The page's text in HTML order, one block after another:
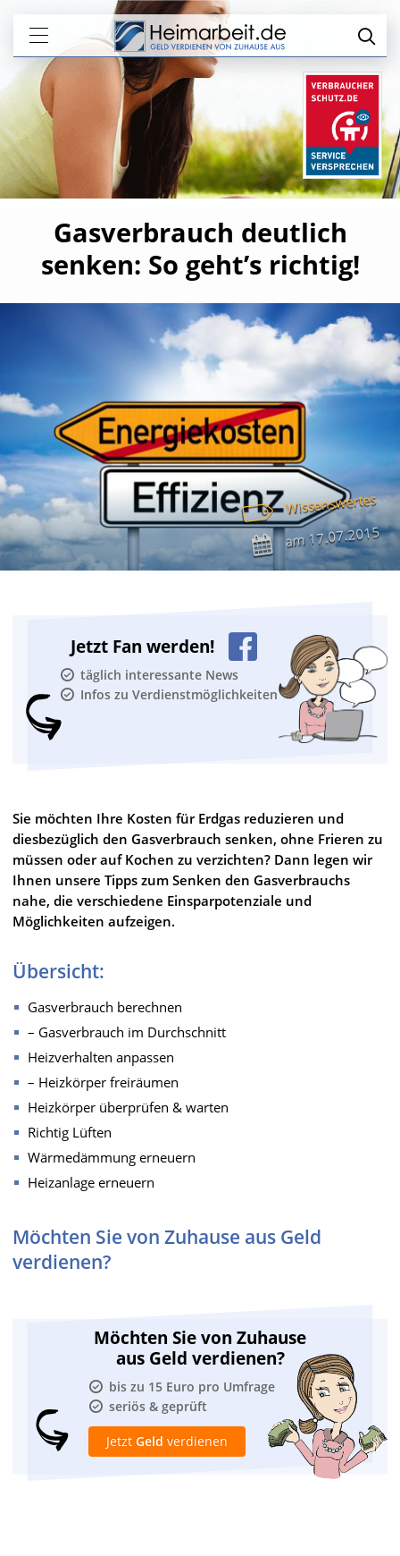
Gasverbrauch deutlich
senken: So geht’s richtig!
Wissenswertes
am17.07.2015
Jetzt Fan werden!
täglich interessante News
Infos zu Verdienstmöglichkeiten
Sie möchten Ihre Kosten für Erdgas reduzieren und
diesbezüglich den Gasverbrauch senken, ohne Frieren zu
müssen oder auf Kochen zu verzichten? Dann legen wir
Ihnen unsere Tipps zum Senken den Gasverbrauchs
nahe, die verschiedene Einsparpotenziale und
Möglichkeiten aufzeigen.
Übersicht:
Gasverbrauch berechnen
– Gasverbrauch im Durchschnitt
Heizverhalten anpassen
– Heizkörper freiräumen
Heizkörper überprüfen & warten
Richtig Lüften
Wärmedämmung erneuern
Heizanlage erneuern
Möchten Sie von Zuhause aus Geld
verdienen?
Möchten Sie von Zuhause
aus Geld verdienen?
bis zu 15 Euro pro Umfrage
seriös & geprüft
Jetzt Geld verdienen